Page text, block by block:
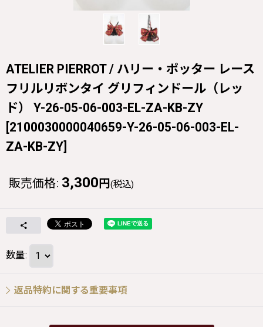
ATELIER PIERROT / ハリー・ポッター レース
フリルリボンタイ グリフィンドール（レッ
ド） Y-26-05-06-003-EL-ZA-KB-ZY
[2100030000040659-Y-26-05-06-003-EL-
ZA-KB-ZY]
販売価格: 3,300 円 (税込)
数量:
返品特約に関する重要事項